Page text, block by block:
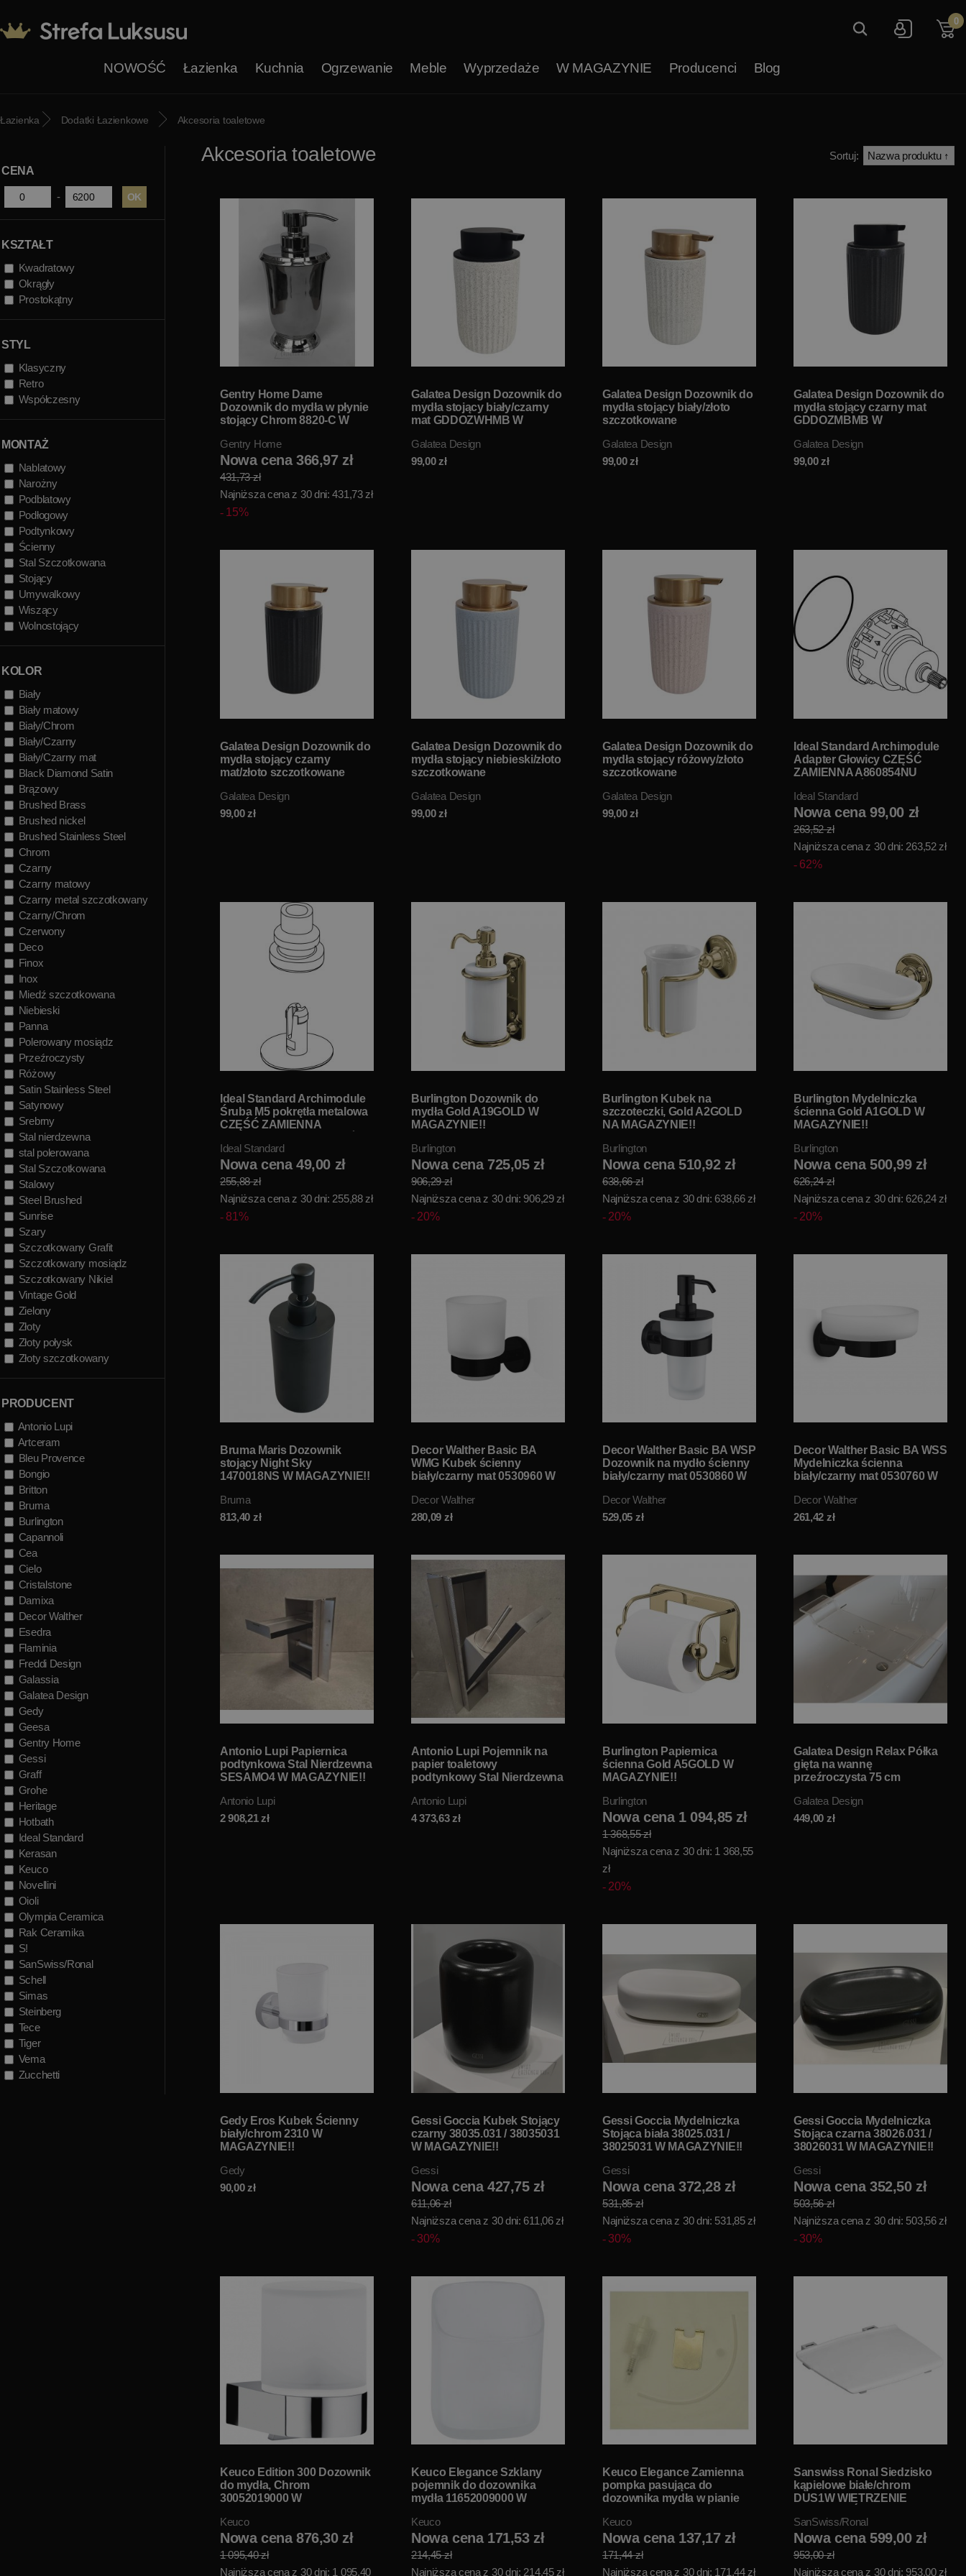
0
NOWOŚĆ Łazienka Kuchnia Ogrzewanie Meble Wyprzedaże W MAGAZYNIE Producenci Blog
Łazienka Dodatki Łazienkowe Akcesoria toaletowe
CENA
-
KSZTAŁT
Kwadratowy
Okrągły
Prostokątny
STYL
Klasyczny
Retro
Współczesny
MONTAŻ
Nablatowy
Narożny
Podblatowy
Podłogowy
Podtynkowy
Ścienny
Stal Szczotkowana
Stojący
Umywalkowy
Wiszący
Wolnostojący
KOLOR
Biały
Biały matowy
Biały/Chrom
Biały/Czarny
Biały/Czarny mat
Black Diamond Satin
Brązowy
Brushed Brass
Brushed nickel
Brushed Stainless Steel
Chrom
Czarny
Czarny matowy
Czarny metal szczotkowany
Czarny/Chrom
Czerwony
Deco
Finox
Inox
Miedź szczotkowana
Niebieski
Panna
Polerowany mosiądz
Przeźroczysty
Różowy
Satin Stainless Steel
Satynowy
Srebrny
Stal nierdzewna
stal polerowana
Stal Szczotkowana
Stalowy
Steel Brushed
Sunrise
Szary
Szczotkowany Grafit
Szczotkowany mosiądz
Szczotkowany Nikiel
Vintage Gold
Zielony
Złoty
Złoty połysk
Złoty szczotkowany
PRODUCENT
Antonio Lupi
Artceram
Bleu Provence
Bongio
Britton
Bruma
Burlington
Capannoli
Cea
Cielo
Cristalstone
Damixa
Decor Walther
Esedra
Flaminia
Freddi Design
Galassia
Galatea Design
Gedy
Geesa
Gentry Home
Gessi
Graff
Grohe
Heritage
Hotbath
Ideal Standard
Kerasan
Keuco
Novellini
Oioli
Olympia Ceramica
Rak Ceramika
S!
SanSwiss/Ronal
Schell
Simas
Steinberg
Tece
Tiger
Vema
Zucchetti
Akcesoria toaletowe Sortuj:
Gentry Home Dame
Dozownik do mydła w płynie
stojący Chrom 8820-C W
Gentry Home
Nowa cena 366,97 zł
431,73 zł
Najniższa cena z 30 dni: 431,73 zł
15%
Galatea Design Dozownik do
mydła stojący biały/czarny
mat GDDOZWHMB W
Galatea Design
99,00zł
Galatea Design Dozownik do
mydła stojący biały/złoto
szczotkowane
MAGAZYNIE!!
Galatea Design
99,00zł
Galatea Design Dozownik do
mydła stojący czarny mat
GDDOZMBMB W
Galatea Design
99,00zł
Galatea Design Dozownik do
mydła stojący czarny
mat/złoto szczotkowane
MAGAZYNIE!!
Galatea Design
99,00zł
Galatea Design Dozownik do
mydła stojący niebieski/złoto
szczotkowane
MAGAZYNIE!!
Galatea Design
99,00zł
Galatea Design Dozownik do
mydła stojący różowy/złoto
szczotkowane
MAGAZYNIE!!
Galatea Design
99,00zł
Ideal Standard Archimodule
Adapter Głowicy CZĘŚĆ
ZAMIENNA A860854NU
MAGAZYNOWA!!
Ideal Standard
Nowa cena 99,00 zł
263,52 zł
Najniższa cena z 30 dni: 263,52 zł
62%
Ideal Standard Archimodule
Śruba M5 pokrętła metalowa
CZĘŚĆ ZAMIENNA
MAGAZYNOWA!!
Ideal Standard
Nowa cena 49,00 zł
255,88 zł
Najniższa cena z 30 dni: 255,88 zł
81%
Burlington Dozownik do
mydła Gold A19GOLD W
MAGAZYNIE!!
Burlington
Nowa cena 725,05 zł
906,29 zł
Najniższa cena z 30 dni: 906,29 zł
20%
Burlington Kubek na
szczoteczki, Gold A2GOLD
NA MAGAZYNIE!!
Burlington
Nowa cena 510,92 zł
638,66 zł
Najniższa cena z 30 dni: 638,66 zł
20%
Burlington Mydelniczka
ścienna Gold A1GOLD W
MAGAZYNIE!!
Burlington
Nowa cena 500,99 zł
626,24 zł
Najniższa cena z 30 dni: 626,24 zł
20%
Bruma Maris Dozownik
stojący Night Sky
1470018NS W MAGAZYNIE!!
Bruma
813,40 zł
Decor Walther Basic BA
WMG Kubek ścienny
biały/czarny mat 0530960 W
Decor Walther
280,09 zł
Decor Walther Basic BA WSP
Dozownik na mydło ścienny
biały/czarny mat 0530860 W
Decor Walther
529,05 zł
Decor Walther Basic BA WSS
Mydelniczka ścienna
biały/czarny mat 0530760 W
Decor Walther
261,42 zł
Antonio Lupi Papiernica
podtynkowa Stal Nierdzewna
SESAMO4 W MAGAZYNIE!!
Antonio Lupi
2 908,21zł
Antonio Lupi Pojemnik na
papier toaletowy
podtynkowy Stal Nierdzewna
Antonio Lupi
4 373,63zł
Burlington Papiernica
ścienna Gold A5GOLD W
MAGAZYNIE!!
Burlington
Nowa cena 1 094,85 zł
1 368,55 zł
Najniższa cena z 30 dni: 1 368,55
zł
20%
Galatea Design Relax Półka
gięta na wannę
przeźroczysta 75 cm
Galatea Design
449,00 zł
Gedy Eros Kubek Ścienny
biały/chrom 2310 W
MAGAZYNIE!!
Gedy
90,00zł
Gessi Goccia Kubek Stojący
czarny 38035.031 / 38035031
W MAGAZYNIE!!
Gessi
Nowa cena 427,75 zł
611,06 zł
Najniższa cena z 30 dni: 611,06 zł
30%
Gessi Goccia Mydelniczka
Stojąca biała 38025.031 /
38025031 W MAGAZYNIE!!
Gessi
Nowa cena 372,28 zł
531,85 zł
Najniższa cena z 30 dni: 531,85 zł
30%
Gessi Goccia Mydelniczka
Stojąca czarna 38026.031 /
38026031 W MAGAZYNIE!!
Gessi
Nowa cena 352,50 zł
503,56 zł
Najniższa cena z 30 dni: 503,56 zł
30%
Keuco Edition 300 Dozownik
do mydła, Chrom
30052019000 W
Keuco
Nowa cena 876,30 zł
1 095,40 zł
Najniższa cena z 30 dni: 1 095,40
Keuco Elegance Szklany
pojemnik do dozownika
mydła 11652009000 W
Keuco
Nowa cena 171,53 zł
214,45 zł
Najniższa cena z 30 dni: 214,45 zł
Keuco Elegance Zamienna
pompka pasująca do
dozownika mydła w pianie
MAGAZYNIE!!
Keuco
Nowa cena 137,17 zł
171,44 zł
Najniższa cena z 30 dni: 171,44 zł
Sanswiss Ronal Siedzisko
kąpielowe białe/chrom
DUS1W WIETRZENIE
SanSwiss/Ronal
Nowa cena 599,00 zł
953,00 zł
Najniższa cena z 30 dni: 953,00 zł